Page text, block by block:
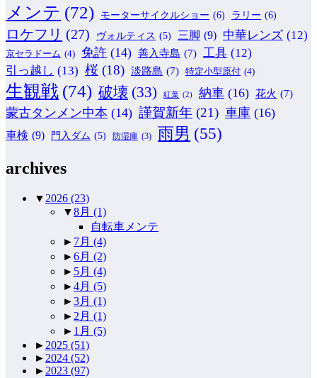
メンテ (72) モーターサイクルショー (6) ラリー (6)
ロケフリ (27) ヴォルティス (5) 三脚 (9) 中華レンズ (12)
京セラドーム (4) 免許 (14) 善入寺島 (7) 工具 (12)
引っ越し (13) 桜 (18) 淡路島 (7) 特定小型原付 (4)
生観戦 (74) 破壊 (33) 紅葉 (2) 納車 (16) 花火 (7)
蒙古タンメン中本 (14) 謹賀新年 (21) 車庫 (16)
車検 (9) 門入ダム (5) 防湿庫 (3) 雨男 (55)
archives
▼ 2026 (23)
▼8月 (1)
自転車メンテ
► 7月 (4)
►6月 (2)
► 5月 (4)
►4月 (5)
►3月 (1)
► 2月 (1)
► 1月 (5)
► 2025 (51)
► 2024 (52)
► 2023 (97)